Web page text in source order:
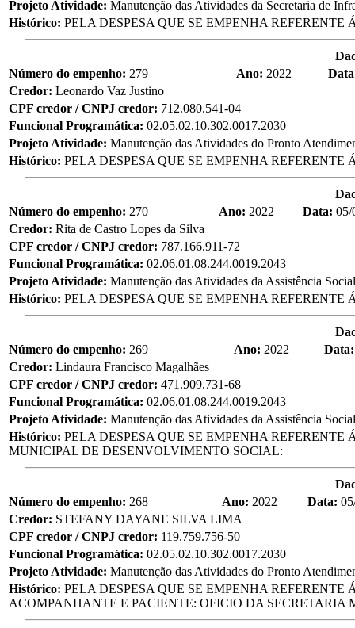
Projeto Atividade: Manutenção das Atividades da Secretaria de
Histórico: PELA DESPESA QUE SE EMPENHA
Número do empenho: 279 Ano: 2022
Credor: Leonardo Vaz Justino
CPF credor / CNPJ credor: 712.080.541-04
Funcional Programática: 02.05.02.10.302.0017.2030
Projeto Atividade: Manutenção das Atividades do Pronto
Histórico: PELA DESPESA QUE SE EMPENHA
Número do empenho: 270 Ano: 2022 Data: 05/
Credor: Rita de Castro Lopes da Silva
CPF credor / CNPJ credor: 787.166.911-72
Funcional Programática: 02.06.01.08.244.0019.2043
Projeto Atividade: Manutenção das Atividades da Assistência Social
Histórico: PELA DESPESA QUE SE EMPENHA
Número do empenho: 269 Ano: 2022
Credor: Lindaura Francisco Magalhães
CPF credor / CNPJ credor: 471.909.731-68
Funcional Programática: 02.06.01.08.244.0019.2043
Projeto Atividade: Manutenção das Atividades da Assistência Social
Histórico: PELA DESPESA QUE SE EMPENHA
MUNICIPAL DE DESENVOLVIMENTO SOCIAL:
Número do empenho: 268 Ano: 2022 Data:
Credor: STEFANY DAYANE SILVA LIMA
CPF credor / CNPJ credor: 119.759.756-50
Funcional Programática: 02.05.02.10.302.0017.2030
Projeto Atividade: Manutenção das Atividades do Pronto
Histórico: PELA DESPESA QUE SE EMPENHA
ACOMPANHANTE E PACIENTE: OFICIO DA